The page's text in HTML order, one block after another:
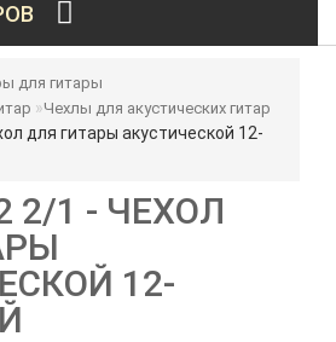
для гитары
Чехлы для акустических гитар
для гитары акустической 12-
2/1 - ЧЕХОЛ
12-